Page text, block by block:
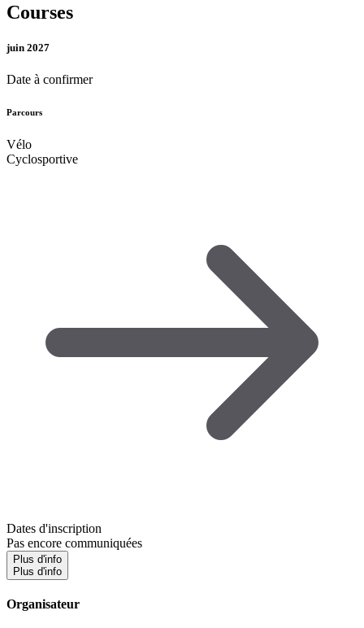
Courses
juin 2027
Date à confirmer
Parcours
Vélo
Cyclosportive
Dates d'inscription
Pas encore communiquées
Plus d'info
Plus d'info
Organisateur